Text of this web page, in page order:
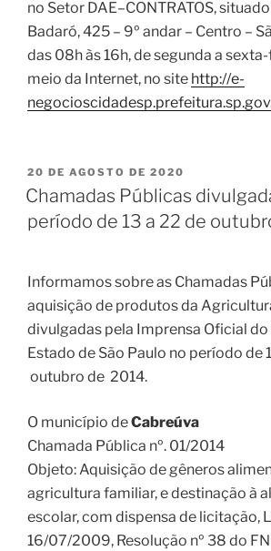
no Setor DAE–CONTRATOS,
Badaró, 425 – 9º andar – Centro –
das 08h às 16h, de segunda a
meio da Internet, no site http://e-
20 DE AGOSTO DE 2020
Chamadas Públicas
período de 13 a 22 de
Informamos sobre as Chamadas
aquisição de produtos da
divulgadas pela Imprensa Oficial
Estado de São Paulo no período de
outubro de 2014.
O município deCabreúva
Chamada Pública nº. 01/2014
Objeto: Aquisição de gêneros
agricultura familiar, e destinação à
escolar, com dispensa de licitação,
16/07/2009, Resolução nº 38 do